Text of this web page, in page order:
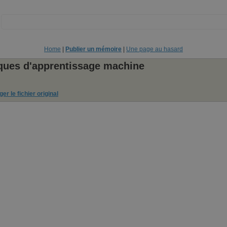
Home Publier un mémoire Une page au hasard
d'apprentissage machine
le fichier original